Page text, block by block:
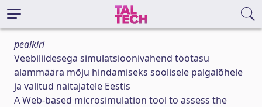
pealkiri
Veebiliidesega simulatsioonivahend töötasu
alammäära mõju hindamiseks soolisele palgalõhele
ja valitud näitajatele Eestis
A Web-based microsimulation tool to assess the